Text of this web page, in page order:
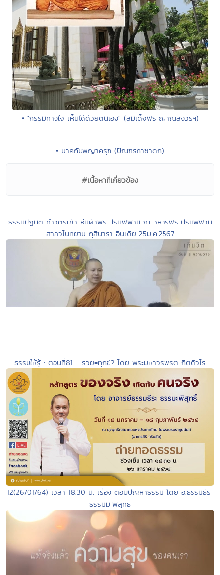
• "กรรมทางใจ เห็นได้ด้วยตนเอง" (สมเด็จพระญาณสังวรฯ)
• นาคกับพญาครุฑ (ปัณฑรกาชาดก)
#เนื้อหาที่เกี่ยวข้อง
ธรรมปฏิบัติ ทำวัตรเช้า ห่มผ้าพระปรินิพพาน ณ วิหารพระปรินพพาน
สาลวโนทยาน กุสินารา อินเดีย 25ม.ค.2567
ธรรมให้รู้ : ตอนที่81 - รวย=ทุกข์? โดย พระมหาวรพรต กิตติวโร
12(26/01/64) เวลา 18.30 น. เรื่อง ตอบปัญหาธรรม โดย อ.ธรรมธีระ
ธรรมมะพิสุทธิ์